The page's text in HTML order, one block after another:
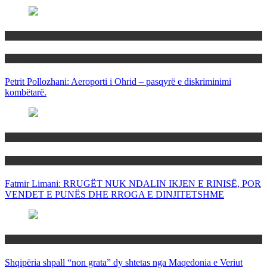
Petrit Pollozhani: Aeroporti i Ohrid – pasqyrë e diskriminimi
kombëtarë.
Fatmir Limani: RRUGËT NUK NDALIN IKJEN E RINISË, POR
VENDET E PUNËS DHE RROGA E DINJITETSHME
Shqipëria shpall “non grata” dy shtetas nga Maqedonia e Veriut